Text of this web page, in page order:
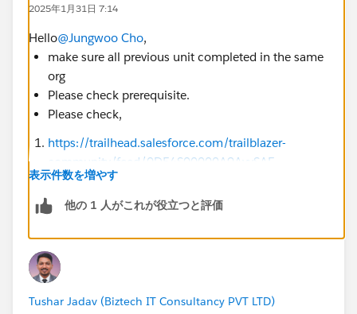
2025年1月31日 7:14
Hello@Jungwoo Cho,
make sure all previous unit completed in the same
org
Please check prerequisite.
Please check,
https://trailhead.salesforce.com/trailblazer-
community/feed/0D54S00000A9AyySAF
https://trailhead.salesforce.com/trailblazer-
community/feed/0D54S00000EAjtvSAD
表示件数を増やす
他の 1 人がこれが役立つと評価
Tushar Jadav (Biztech IT Consultancy PVT LTD)